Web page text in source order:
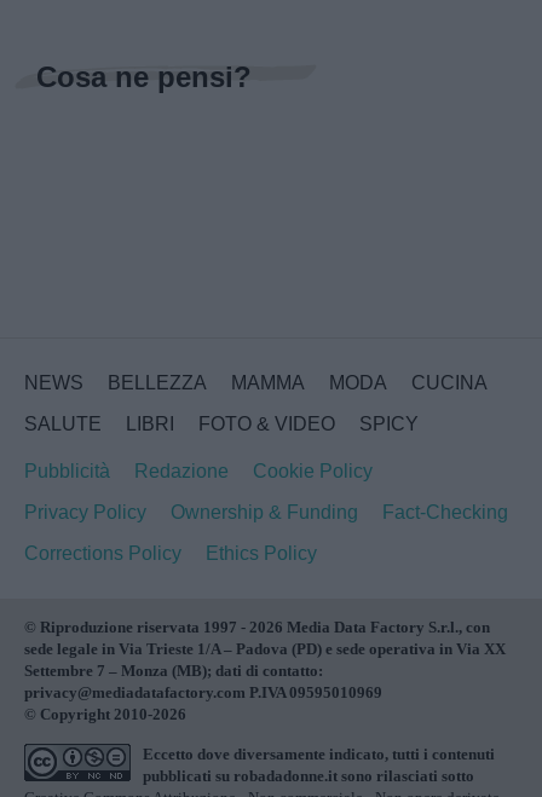
Cosa ne pensi?
NEWS BELLEZZA MAMMA MODA
CUCINA
SALUTE
LIBRI FOTO & VIDEO SPICY
Pubblicità Redazione
Cookie Policy
Privacy Policy
Ownership & Funding
Fact-Checking
Corrections Policy
Ethics Policy
© Riproduzione riservata 1997 - 2026 Media Data Factory S.r.l., con
sede legale in Via Trieste 1/A – Padova (PD) e sede operativa in Via XX
Settembre 7 – Monza (MB); dati di contatto:
privacy@mediadatafactory.com P.IVA 09595010969
© Copyright 2010-2026
Eccetto dove diversamente indicato, tutti i contenuti
pubblicati su robadadonne.it sono rilasciati sotto